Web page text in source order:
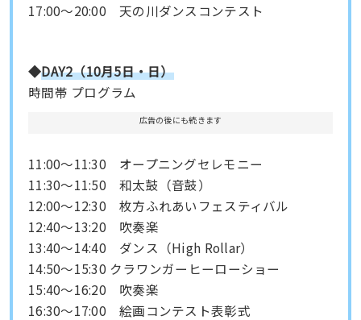
17:00〜20:00 天の川ダンスコンテスト
◆DAY2（10月5日・日）
時間帯 プログラム
広告の後にも続きます
11:00〜11:30 オープニングセレモニー
11:30〜11:50 和太鼓（音鼓）
12:00〜12:30 枚方ふれあいフェスティバル
12:40〜13:20 吹奏楽
13:40〜14:40 ダンス（High Rollar）
14:50〜15:30 クラワンガーヒーローショー
15:40〜16:20 吹奏楽
16:30〜17:00 絵画コンテスト表彰式